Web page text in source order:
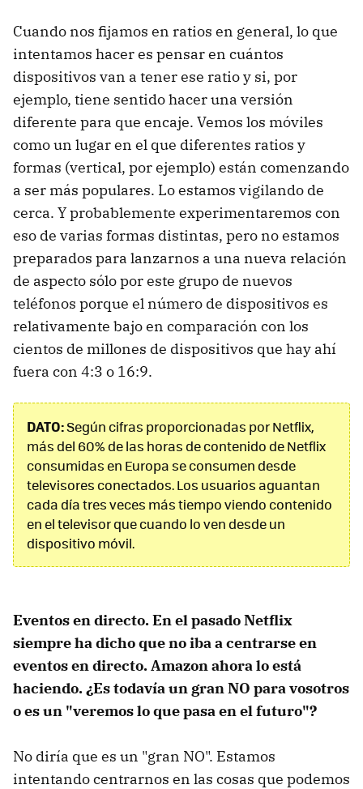
Cuando nos fijamos en ratios en general, lo que
intentamos hacer es pensar en cuántos
dispositivos van a tener ese ratio y si, por
ejemplo, tiene sentido hacer una versión
diferente para que encaje. Vemos los móviles
como un lugar en el que diferentes ratios y
formas (vertical, por ejemplo) están comenzando
a ser más populares. Lo estamos vigilando de
cerca. Y probablemente experimentaremos con
eso de varias formas distintas, pero no estamos
preparados para lanzarnos a una nueva relación
de aspecto sólo por este grupo de nuevos
teléfonos porque el número de dispositivos es
relativamente bajo en comparación con los
cientos de millones de dispositivos que hay ahí
fuera con 4:3 o 16:9.
DATO:Según cifras proporcionadas por Netflix,
más del 60% de las horas de contenido de Netflix
consumidas en Europa se consumen desde
televisores conectados. Los usuarios aguantan
cada día tres veces más tiempo viendo contenido
en el televisor que cuando lo ven desde un
dispositivo móvil.
Eventos en directo. En el pasado Netflix
siempre ha dicho que no iba a centrarse en
eventos en directo. Amazon ahora lo está
haciendo. ¿Es todavía un gran NO para vosotros
o es un "veremos lo que pasa en el futuro"?
No diría que es un "gran NO". Estamos
intentando centrarnos en las cosas que podemos